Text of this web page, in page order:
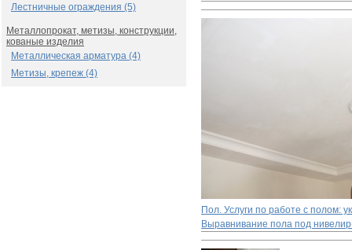
Лестничные ограждения (5)
Металлопрокат, метизы, конструкции,
кованые изделия
Металлическая арматура (4)
Метизы, крепеж (4)
Пол. Услуги по работе с полом:
Выравнивание пола под